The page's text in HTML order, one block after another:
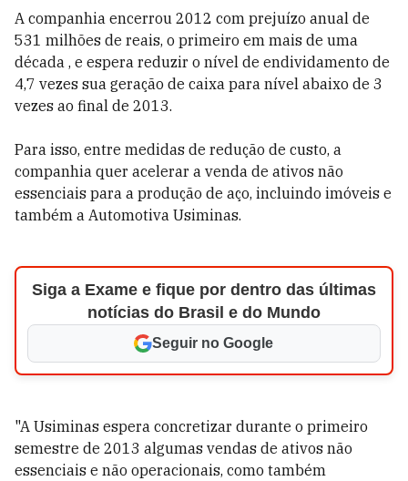
A companhia encerrou 2012 com prejuízo anual de
531 milhões de reais, o primeiro em mais de uma
década , e espera reduzir o nível de endividamento de
4,7 vezes sua geração de caixa para nível abaixo de 3
vezes ao final de 2013.
Para isso, entre medidas de redução de custo, a
companhia quer acelerar a venda de ativos não
essenciais para a produção de aço, incluindo imóveis e
também a Automotiva Usiminas.
Siga a Exame e fique por dentro das últimas
notícias do Brasil e do Mundo
Seguir no Google
"A Usiminas espera concretizar durante o primeiro
semestre de 2013 algumas vendas de ativos não
essenciais e não operacionais, como também